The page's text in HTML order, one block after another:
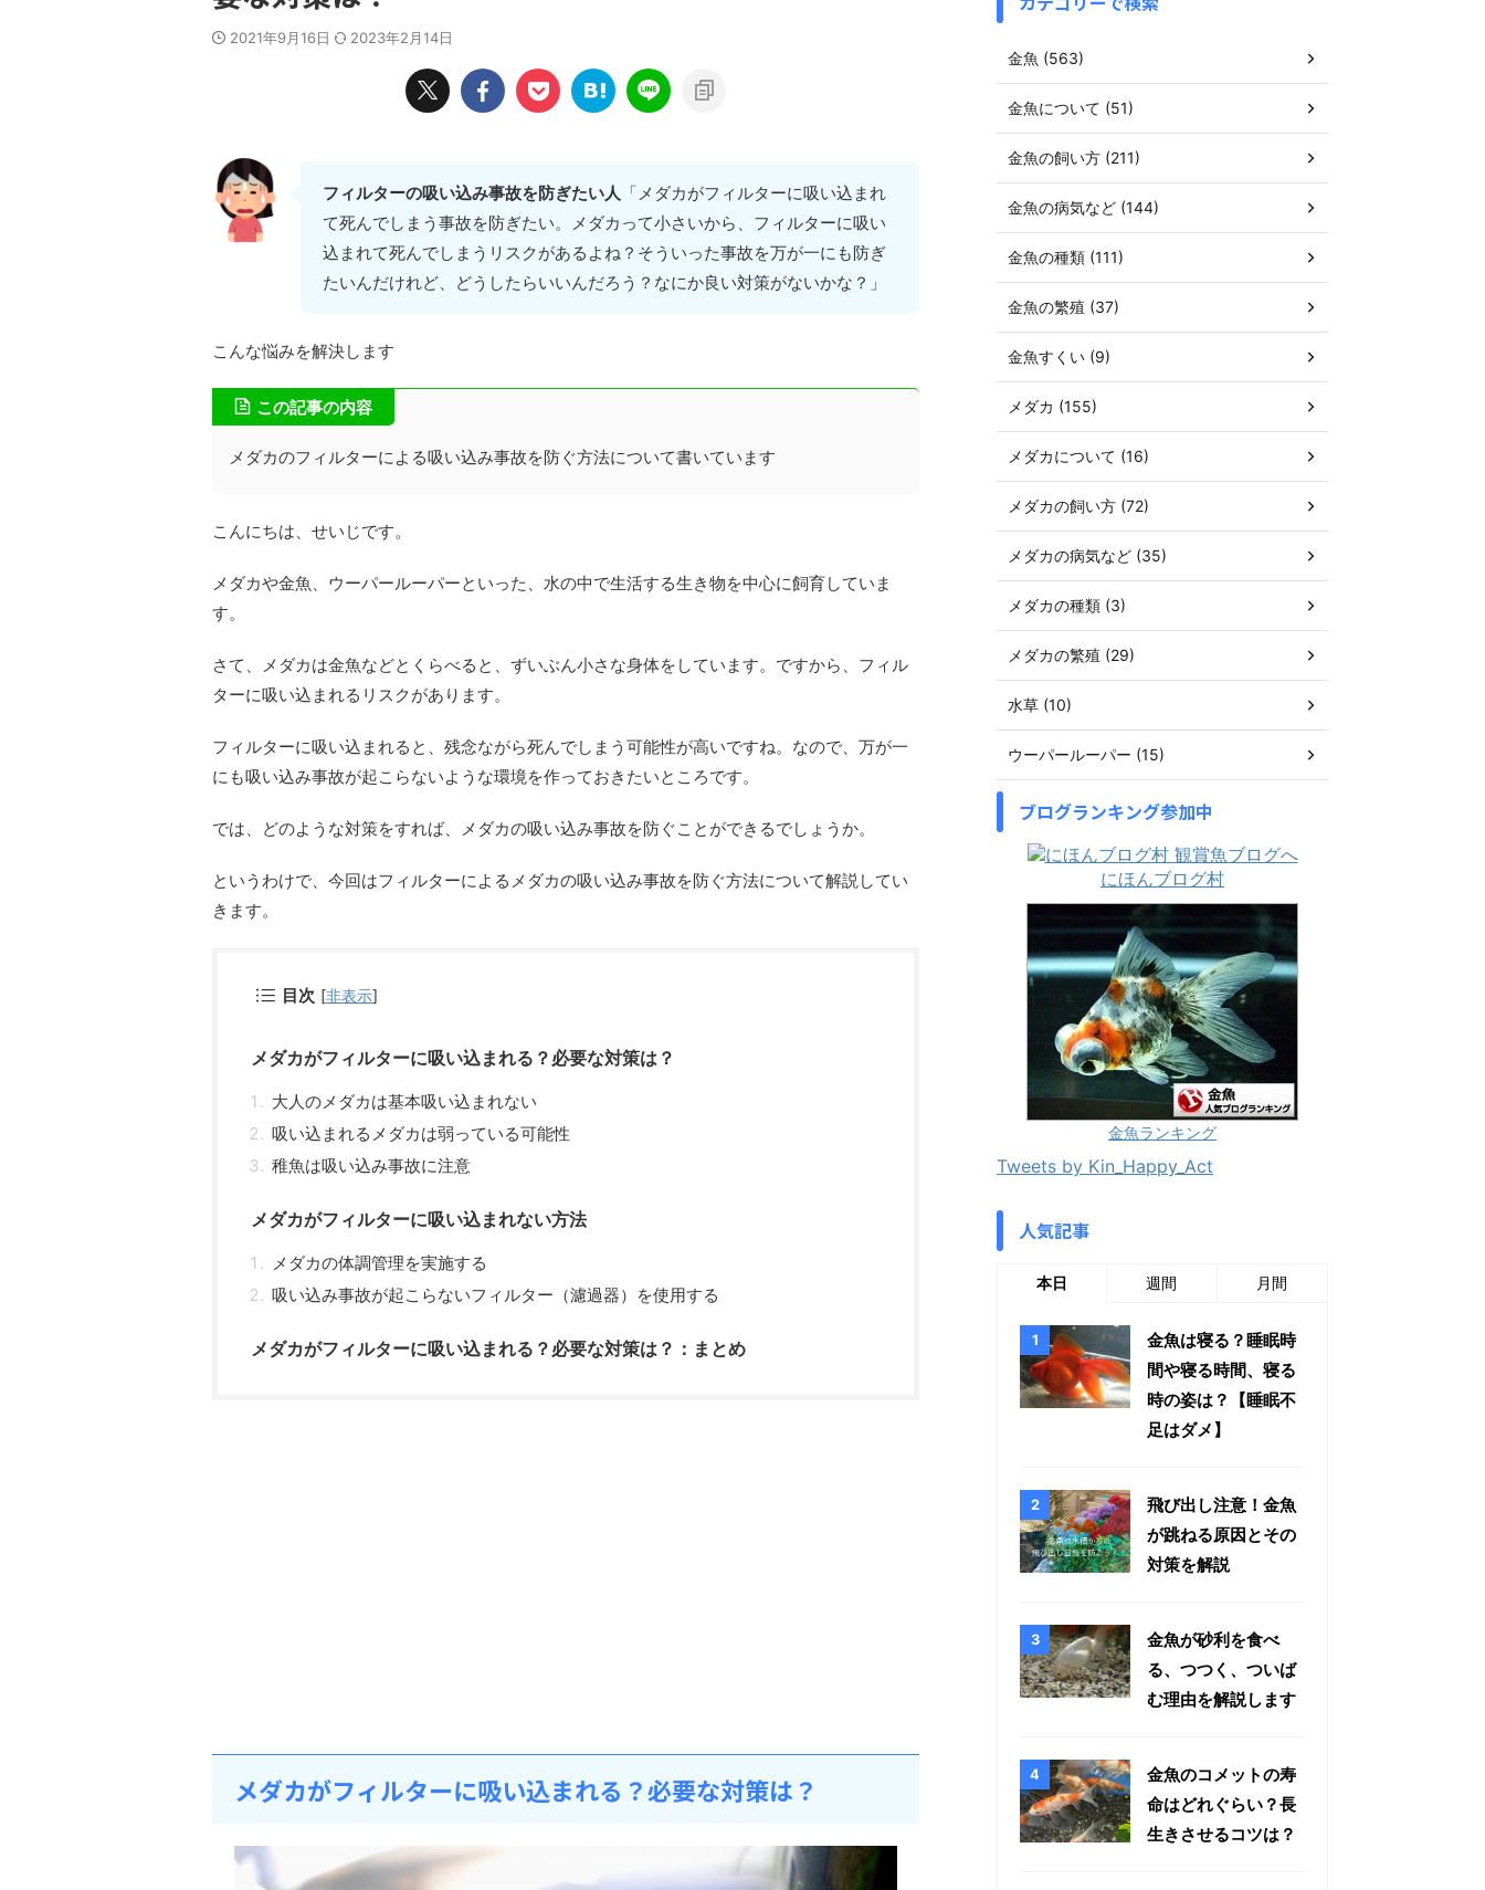
2021年9月16日 2023年2月14日
フィルターの吸い込み事故を防ぎたい人 「メダカがフィルターに吸い込まれ
て死んでしまう事故を防ぎたい。メダカって小さいから、フィルターに吸い
込まれて死んでしまうリスクがあるよね？そういった事故を万が一にも防ぎ
たいんだけれど、どうしたらいいんだろう？なにか良い対策がないかな？」
こんな悩みを解決します
この記事の内容
メダカのフィルターによる吸い込み事故を防ぐ方法について書いています
こんにちは、せいじです。
メダカや金魚、ウーパールーパーといった、水の中で生活する生き物を中心に飼育していま
す。
さて、メダカは金魚などとくらべると、ずいぶん小さな身体をしています。ですから、フィル
ターに吸い込まれるリスクがあります。
フィルターに吸い込まれると、残念ながら死んでしまう可能性が高いですね。なので、万が一
にも吸い込み事故が起こらないような環境を作っておきたいところです。
では、どのような対策をすれば、メダカの吸い込み事故を防ぐことができるでしょうか。
というわけで、今回はフィルターによるメダカの吸い込み事故を防ぐ方法について解説してい
きます。
目次 [非表示]
メダカがフィルターに吸い込まれる？必要な対策は？
大人のメダカは基本吸い込まれない
吸い込まれるメダカは弱っている可能性
稚魚は吸い込み事故に注意
メダカがフィルターに吸い込まれない方法
メダカの体調管理を実施する
吸い込み事故が起こらないフィルター（濾過器）を使用する
メダカがフィルターに吸い込まれる？必要な対策は？：まとめ
メダカがフィルターに吸い込まれる？必要な対策は？
金魚 (563)
金魚について (51)
金魚の飼い方 (211)
金魚の病気など (144)
金魚の種類 (111)
金魚の繁殖 (37)
金魚すくい (9)
メダカ (155)
メダカについて (16)
メダカの飼い方 (72)
メダカの病気など (35)
メダカの種類 (3)
メダカの繁殖 (29)
水草 (10)
ウーパールーパー (15)
ブログランキング参加中
にほんブログ村
金魚ランキング
Tweets by Kin_Happy_Act
人気記事
本日 週間 月間
金魚は寝る？睡眠時
間や寝る時間、寝る
時の姿は？【睡眠不
足はダメ】
飛び出し注意！金魚
が跳ねる原因とその
対策を解説
金魚が砂利を食べ
る、つつく、ついば
む理由を解説します
金魚のコメットの寿
命はどれぐらい？長
生きさせるコツは？